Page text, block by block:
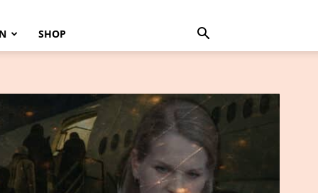
SHOP